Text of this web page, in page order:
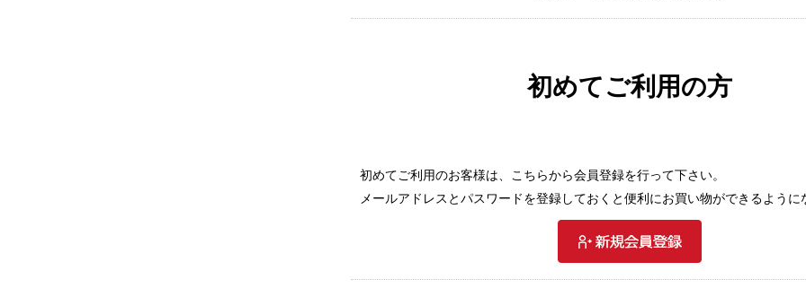
初めてご利用の方
初めてご利用のお客様は、こちらから会員登録を行って下さい。
メールアドレスとパスワードを登録しておくと便利にお買い物ができるように